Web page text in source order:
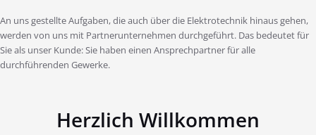
An uns gestellte Aufgaben, die auch über die Elektrotechnik hinaus gehen,
werden von uns mit Partnerunternehmen durchgeführt. Das bedeutet für
Sie als unser Kunde: Sie haben einen Ansprechpartner für alle
durchführenden Gewerke.
Herzlich Willkommen